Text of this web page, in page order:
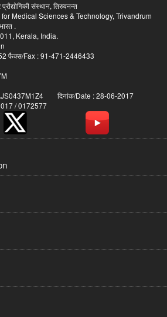
संस्थान, तिरुवनन्त
Medical Sciences & Technology, Trivandrum
.
Kerala, India.
फैक्स/Fax : 91-471-2446433
दिनांक/Date : 28-06-2017
/ 0172577